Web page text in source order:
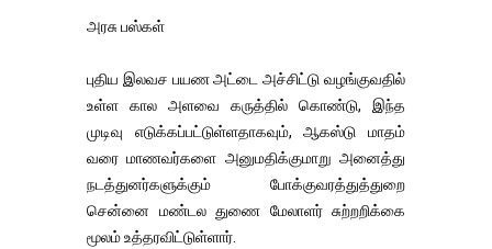
அரசு பஸ்கள்
புதிய இலவச பயண அட்டை அச்சிட்டு வழங்குவதில்
உள்ள கால அளவை கருத்தில் கொண்டு, இந்த
முடிவு எடுக்கப்பட்டுள்ளதாகவும், ஆகஸ்டு மாதம்
வரை மாணவர்களை அனுமதிக்குமாறு அனைத்து
நடத்துனர்களுக்கும் போக்குவரத்துத்துறை
சென்னை மண்டல துணை மேலாளர் சுற்றறிக்கை
மூலம் உத்தரவிட்டுள்ளார்.